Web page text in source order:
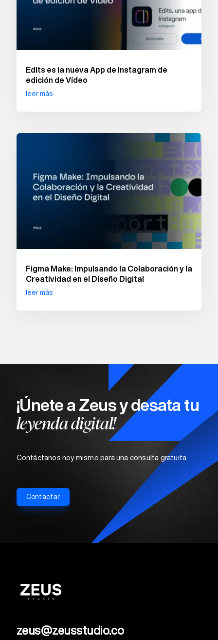
Edits es la nueva App de Instagram de
edición de Vídeo
leer más
Figma Make: Impulsando la Colaboración y la
Creatividad en el Diseño Digital
leer más
¡Únete a Zeus y desata tu
leyenda digital!
Contáctanos hoy mismo para una consulta gratuita.
Contactar
zeus@zeusstudio.co